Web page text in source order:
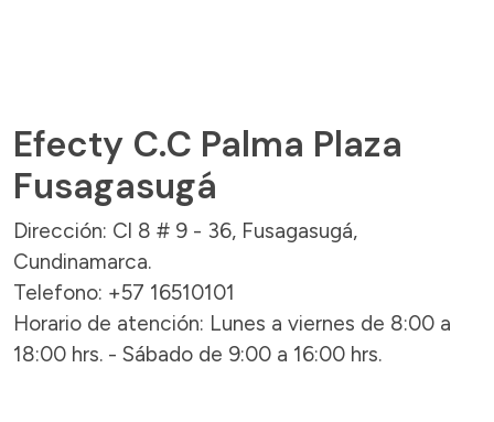
Efecty C.C Palma Plaza
Fusagasugá
Dirección: Cl 8 # 9 - 36, Fusagasugá,
Cundinamarca.
Telefono: +57 16510101
Horario de atención: Lunes a viernes de 8:00 a
18:00 hrs. - Sábado de 9:00 a 16:00 hrs.